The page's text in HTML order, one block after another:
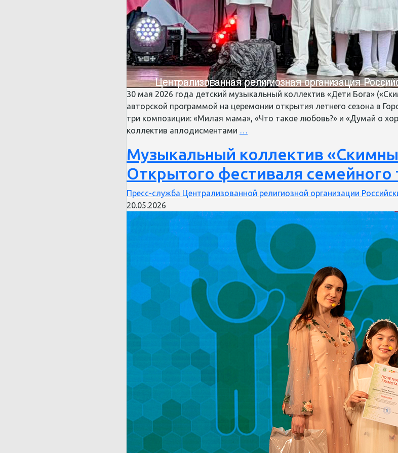
30 мая 2026 года детский музыкальный коллектив «Дети Бога»
авторской программой на церемонии открытия летнего сезона в
три композиции: «Милая мама», «Что такое любовь?» и «Думай о
коллектив аплодисментами …
коллектив
Прославления»
выступил
открытии
летнего
сезона
Городском
саду
Томска
Музыкальный коллектив
Открытого фестиваля семейного
Пресс-служба Централизованной религиозной организации
20.05.2026